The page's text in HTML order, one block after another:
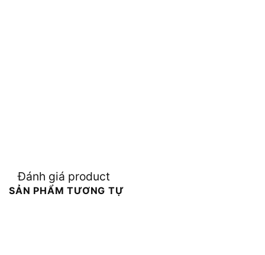
Đánh giá product
SẢN PHẨM TƯƠNG TỰ